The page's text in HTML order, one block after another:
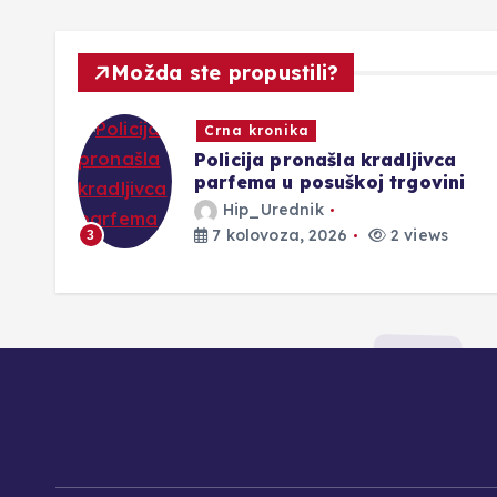
Možda ste propustili?
4
Novosti
Policijski službenici PU Posušje
rasvijetlili kazneno djelo krađe
Hip_Urednik
7 kolovoza, 2026
1 views